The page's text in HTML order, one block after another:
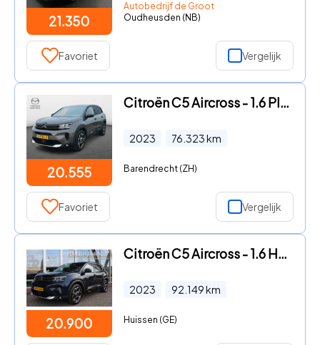
21.350
Autobedrijf de Groot
Oudheusden (NB)
Favoriet Vergelijk
20.555
Citroën C5 Aircross - 1.6 Plug-in Hybrid 225 Feel Aut.
2023 76.323km
Barendrecht (ZH)
Favoriet Vergelijk
20.900
Citroën C5 Aircross - 1.6 HYBRID 225PK PHEV AUTOMAAT FEEL Navi | Dodehoek | Camera
2023 92.149km
Huissen (GE)